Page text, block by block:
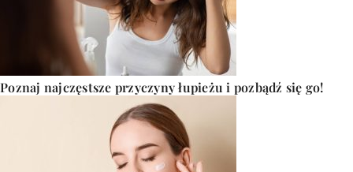
Poznaj najczęstsze przyczyny łupieżu i pozbądź się go!